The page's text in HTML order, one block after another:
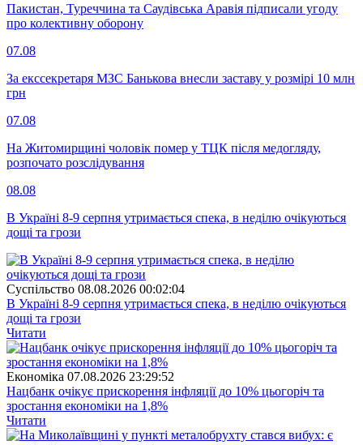
Пакистан, Туреччина та Саудівська Аравія підписали угоду
про колективну оборону
07.08
За екссекретаря МЗС Банькова внесли заставу у розмірі 10 млн
грн
07.08
На Житомирщині чоловік помер у ТЦК після медогляду,
розпочато розслідування
08.08
В Україні 8-9 серпня утримається спека, в неділю очікуються
дощі та грози
Суспiльство 08.08.2026 00:02:04
В Україні 8-9 серпня утримається спека, в неділю очікуються
дощі та грози
Читати
Економіка 07.08.2026 23:29:52
Нацбанк очікує прискорення інфляції до 10% цьогоріч та
зростання економіки на 1,8%
Читати